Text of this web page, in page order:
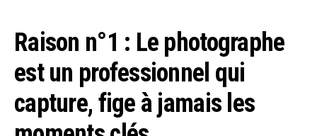
Raison n°1 : Le photographe
est un professionnel qui
capture, fige à jamais les